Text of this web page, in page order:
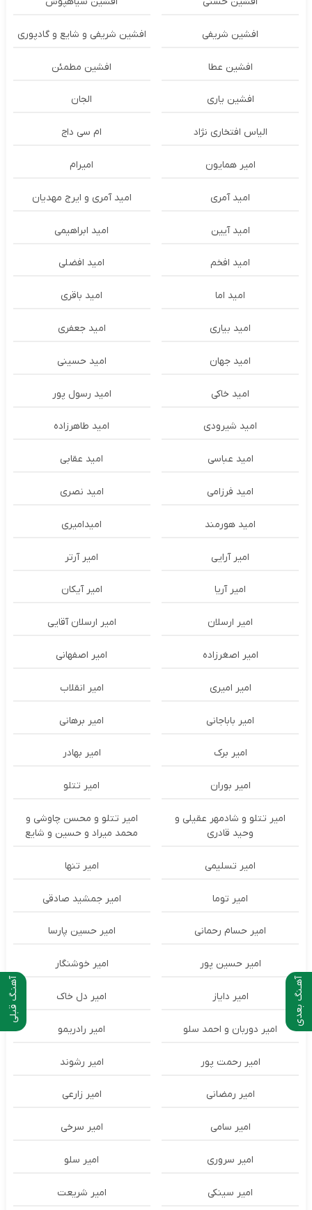
آهنـگ قبلی آهـنگ بعدی
افشین شریفی افشین شریفی و شایع و گادپوری
افشین عطا افشین مطمئن
افشین یاری الجان
الیاس افتخاری نژاد ام سی داج
امير همايون اميرام
امید آمری امید آمری و ایرج مهدیان
امید آیین امید ابراهیمی
امید افخم امید افضلی
امید اما امید باقری
امید بیاری امید جعفری
امید جهان امید حسینی
امید خاکی امید رسول پور
امید شیرودی امید طاهرزاده
امید عباسی امید عقابی
امید فرزامی امید نصری
امید هورمند امیدامیری
امیر آرایی امیر آرتر
امیر آریا امیر آیکان
امیر ارسلان امیر ارسلان آقایی
امیر اصغرزاده امیر اصفهانی
امیر امیری امیر انقلاب
امیر باباجانی امیر برهانی
امیر برک امیر بهادر
امیر بوران امیر تتلو
امیر تتلو و شادمهر عقیلی و
وحید قادری
امیر تتلو و محسن چاوشی و
محمد میراد و حسین و شایع
امیر تسلیمی امیر تنها
امیر توما امیر جمشید صادقی
امیر حسام رحمانی امیر حسین پارسا
امیر حسین پور امیر خوشنگار
امیر دایاز امیر دل خاک
امیر دوربان و احمد سلو امیر رادریمو
امیر رحمت پور امیر رشوند
امیر رمضانی امیر زارعی
امیر سامی امیر سرخی
امیر سروری امیر سلو
امیر سینکی امیر شریعت